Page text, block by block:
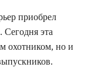
приобрел
эта
охотником, но и